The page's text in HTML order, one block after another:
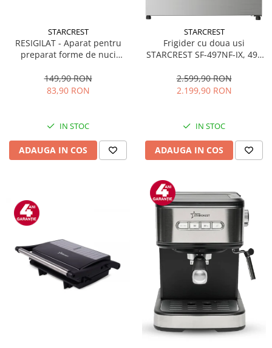
STARCREST
RESIGILAT - Aparat pentru
preparat forme de nuci
forme, 1400W, Indicator
luminos, Placi antiaderente,
149,90 RON
83,90 RON
IN STOC
ADAUGA IN COS
STARCREST
Frigider cu doua usi
STARCREST SF-497NF-IX, 497
Inverter, Clasa E, Display,
Functie super racire, Blocare
2.599,90 RON
2.199,90 RON
IN STOC
ADAUGA IN COS